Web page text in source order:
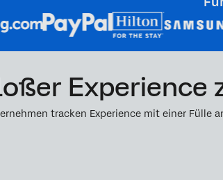
tracken Experience mit einer Fülle